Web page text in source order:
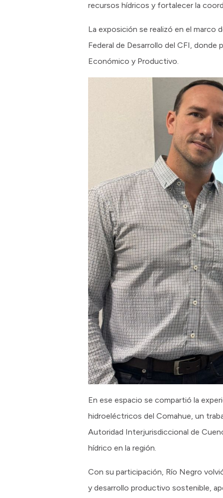
recursos hídricos y fortalecer la
La exposición se realizó en el marco
Federal de Desarrollo del CFI, donde
Económico y Productivo.
En ese espacio se compartió la
hidroeléctricos del Comahue, un
Autoridad Interjurisdiccional de
hídrico en la región.
Con su participación, Río Negro
y desarrollo productivo sostenible,